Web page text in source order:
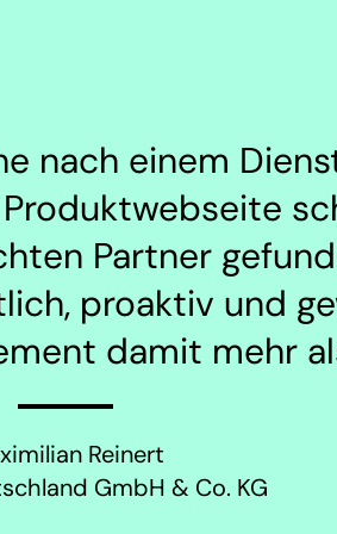
nach einem
Partner
proaktiv und
damit mehr
Reinert
GmbH & Co. KG